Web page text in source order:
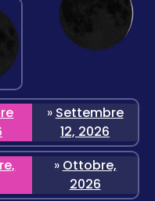
» Settembre
12, 2026
» Ottobre,
2026